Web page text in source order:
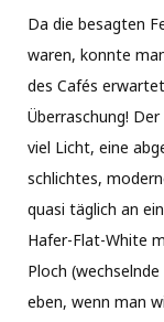
Da die besagten
waren, konnte
des Cafés
Überraschung!
viel Licht, eine
schlichtes,
quasi täglich an
Hafer-Flat-White
Ploch
eben, wenn man